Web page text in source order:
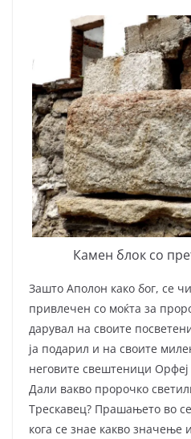
Камен блок со
Зашто Аполон како бог, се
привлечен со моќта за
дарувал на своите
ја подарил и на своите
неговите свештеници
Дали вакво пророчко
Трескавец? Прашањето во
кога се знае какво значење